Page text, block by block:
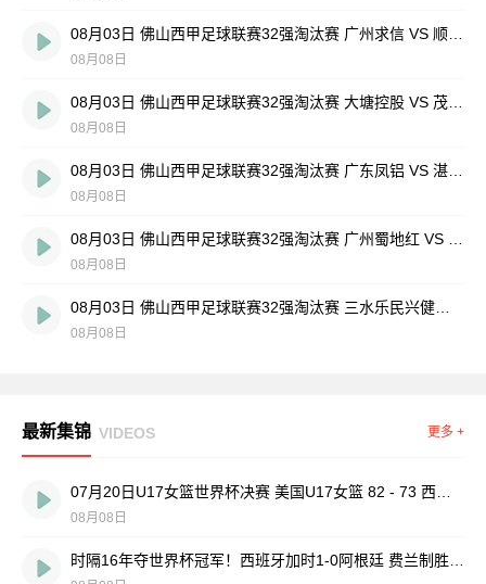
08月08日
08月08日
08月08日
08月08日
08月08日
最新集锦 VIDEOS 更多 +
08月08日